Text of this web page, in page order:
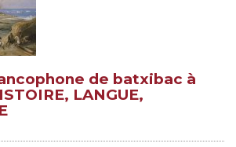
de batxibac à
LANGUE,